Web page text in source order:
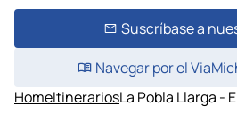
Suscríbase a
Navegar por el
HomeItinerariosLa Pobla Llarga -